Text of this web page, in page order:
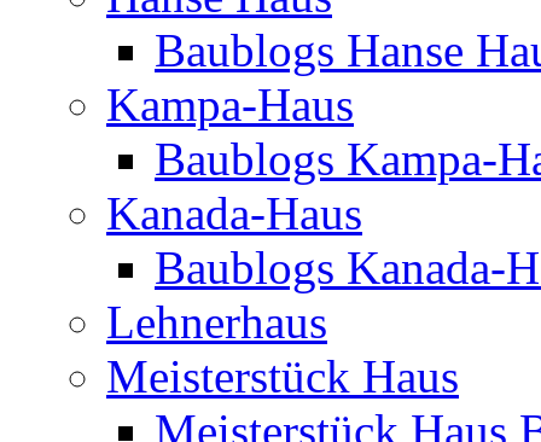
Baublogs Hanse
Kampa-Haus
Baublogs Kampa-
Kanada-Haus
Baublogs Kanada-
Lehnerhaus
Meisterstück Haus
Meisterstück Haus